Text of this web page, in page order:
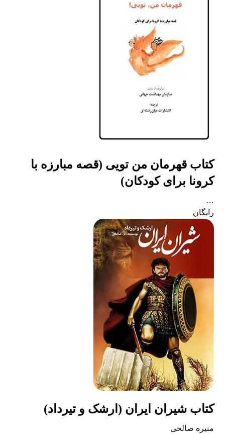
کتاب قهرمان من تویی (قصه مبارزه با
کرونا برای کودکان)
…
رایگان
کتاب شیران ایران (ارشک و تیرداد)
منیره صالحی